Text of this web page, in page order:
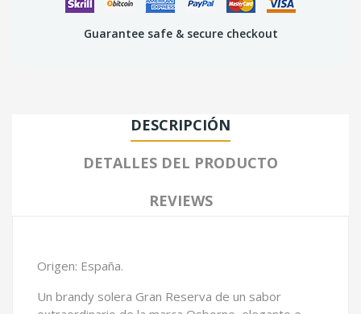
Guarantee safe & secure checkout
DESCRIPCIÓN
DETALLES DEL PRODUCTO
REVIEWS
Origen: España.
Un brandy solera Gran Reserva de un sabor